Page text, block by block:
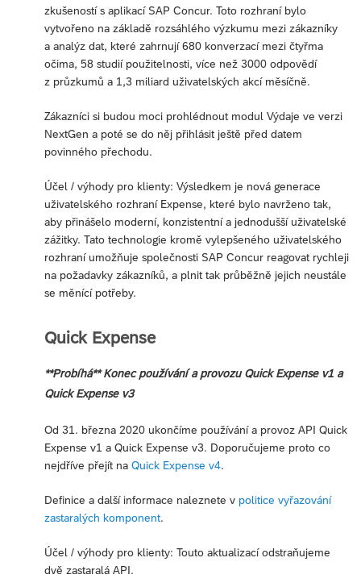
zkušeností s aplikací SAP Concur. Toto rozhraní bylo
vytvořeno na základě rozsáhlého výzkumu mezi zákazníky
a analýz dat, které zahrnují 680 konverzací mezi čtyřma
očima, 58 studií použitelnosti, více než 3000 odpovědí
z průzkumů a 1,3 miliard uživatelských akcí měsíčně.
Zákazníci si budou moci prohlédnout modul Výdaje ve verzi
NextGen a poté se do něj přihlásit ještě před datem
povinného přechodu.
Účel / výhody pro klienty: Výsledkem je nová generace
uživatelského rozhraní Expense, které bylo navrženo tak,
aby přinášelo moderní, konzistentní a jednodušší uživatelské
zážitky. Tato technologie kromě vylepšeného uživatelského
rozhraní umožňuje společnosti SAP Concur reagovat rychleji
na požadavky zákazníků, a plnit tak průběžně jejich neustále
se měnící potřeby.
Quick Expense
**Probíhá** Konec používání a provozu Quick Expense v1 a
Quick Expense v3
Od 31. března 2020 ukončíme používání a provoz API Quick
Expense v1 a Quick Expense v3. Doporučujeme proto co
nejdříve přejít na Quick Expense v4.
Definice a další informace naleznete v politice vyřazování
zastaralých komponent.
Účel / výhody pro klienty: Touto aktualizací odstraňujeme
dvě zastaralá API.